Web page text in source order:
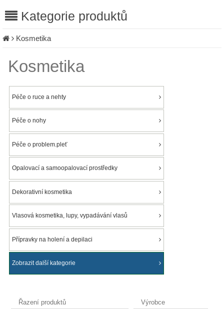
Kategorie produktů
Kosmetika
Kosmetika
Péče o ruce a nehty
Péče o nohy
Péče o problem.pleť
Opalovací a samoopalovací prostředky
Dekorativní kosmetika
Vlasová kosmetika, lupy, vypadávání vlasů
Přípravky na holení a depilaci
Zobrazit další kategorie
Řazení produktů Výrobce